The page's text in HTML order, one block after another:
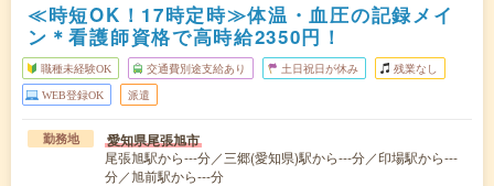
≪時短OK！17時定時≫体温・血圧の記録メイ
ン＊看護師資格で高時給2350円！
職種未経験OK 交通費別途支給あり 土日祝日が休み 残業なし
WEB登録OK 派遣
勤務地 愛知県尾張旭市
尾張旭駅から---分／三郷(愛知県)駅から---分／印場駅から---
分／旭前駅から---分